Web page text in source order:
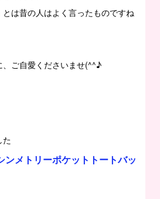
は昔の人はよく言ったものですね
ご自愛くださいませ(^^♪
た
メトリーポケットトートバッ